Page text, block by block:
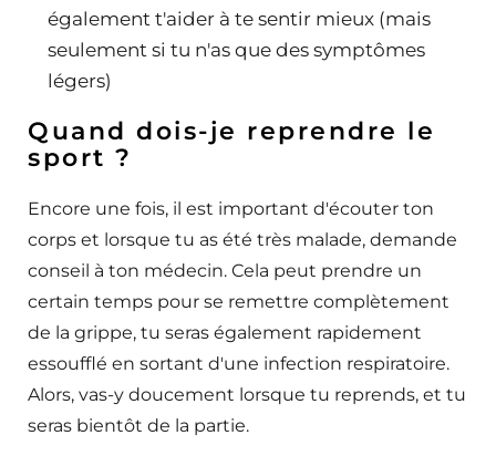
également t'aider à te sentir mieux (mais
seulement si tu n'as que des symptômes
légers)
Quand dois-je reprendre le
sport ?
Encore une fois, il est important d'écouter ton
corps et lorsque tu as été très malade, demande
conseil à ton médecin. Cela peut prendre un
certain temps pour se remettre complètement
de la grippe, tu seras également rapidement
essoufflé en sortant d'une infection respiratoire.
Alors, vas-y doucement lorsque tu reprends, et tu
seras bientôt de la partie.